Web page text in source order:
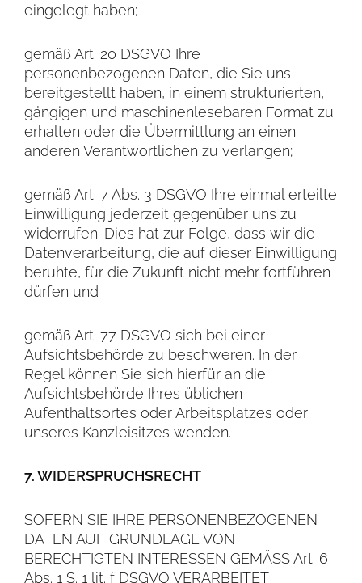
eingelegt haben;
gemäß Art. 20 DSGVO Ihre
personenbezogenen Daten, die Sie uns
bereitgestellt haben, in einem strukturierten,
gängigen und maschinenlesebaren Format zu
erhalten oder die Übermittlung an einen
anderen Verantwortlichen zu verlangen;
gemäß Art. 7 Abs. 3 DSGVO Ihre einmal erteilte
Einwilligung jederzeit gegenüber uns zu
widerrufen. Dies hat zur Folge, dass wir die
Datenverarbeitung, die auf dieser Einwilligung
beruhte, für die Zukunft nicht mehr fortführen
dürfen und
gemäß Art. 77 DSGVO sich bei einer
Aufsichtsbehörde zu beschweren. In der
Regel können Sie sich hierfür an die
Aufsichtsbehörde Ihres üblichen
Aufenthaltsortes oder Arbeitsplatzes oder
unseres Kanzleisitzes wenden.
7. WIDERSPRUCHSRECHT
SOFERN SIE IHRE PERSONENBEZOGENEN
DATEN AUF GRUNDLAGE VON
BERECHTIGTEN INTERESSEN GEMÄSS Art. 6
Abs. 1 S. 1 lit. f DSGVO VERARBEITET